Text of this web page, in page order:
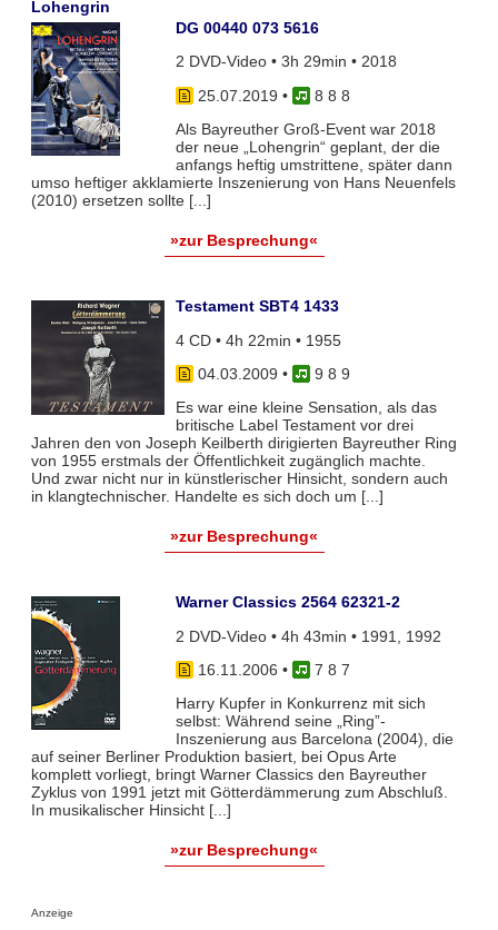
Lohengrin
DG 00440 073 5616
2 DVD-Video • 3h 29min • 2018
25.07.2019 •
8 8 8
Als Bayreuther Groß-Event war 2018
der neue „Lohengrin“ geplant, der die
anfangs heftig umstrittene, später dann
umso heftiger akklamierte Inszenierung von Hans Neuenfels
(2010) ersetzen sollte [...]
»zur Besprechung«
Testament SBT4 1433
4 CD • 4h 22min • 1955
04.03.2009 •
9 8 9
Es war eine kleine Sensation, als das
britische Label Testament vor drei
Jahren den von Joseph Keilberth dirigierten Bayreuther Ring
von 1955 erstmals der Öffentlichkeit zugänglich machte.
Und zwar nicht nur in künstlerischer Hinsicht, sondern auch
in klangtechnischer. Handelte es sich doch um [...]
»zur Besprechung«
Warner Classics 2564 62321-2
2 DVD-Video • 4h 43min • 1991, 1992
16.11.2006 •
7 8 7
Harry Kupfer in Konkurrenz mit sich
selbst: Während seine „Ring”-
Inszenierung aus Barcelona (2004), die
auf seiner Berliner Produktion basiert, bei Opus Arte
komplett vorliegt, bringt Warner Classics den Bayreuther
Zyklus von 1991 jetzt mit Götterdämmerung zum Abschluß.
In musikalischer Hinsicht [...]
»zur Besprechung«
Anzeige